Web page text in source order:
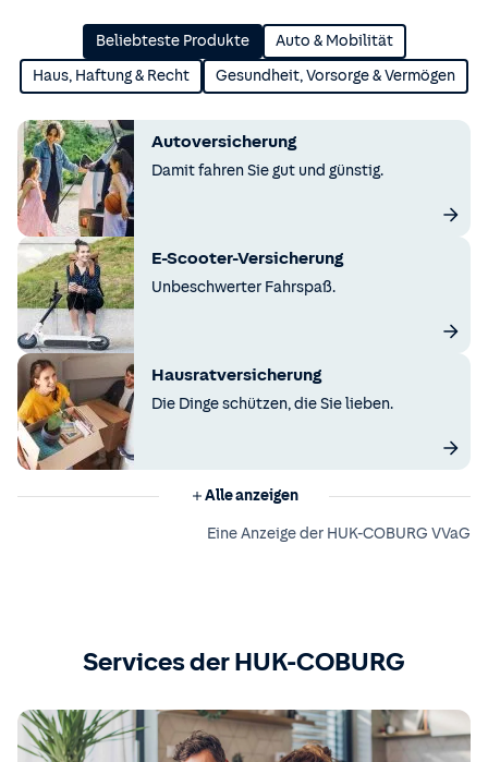
Beliebteste Produkte Auto & Mobilität
Haus, Haftung & Recht Gesundheit, Vorsorge & Vermögen
Autoversicherung
Damit fahren Sie gut und günstig.
E-Scooter-Versicherung
Unbeschwerter Fahrspaß.
Hausratversicherung
Die Dinge schützen, die Sie lieben.
Alle anzeigen
Eine Anzeige der HUK-COBURG VVaG
Services der HUK-COBURG